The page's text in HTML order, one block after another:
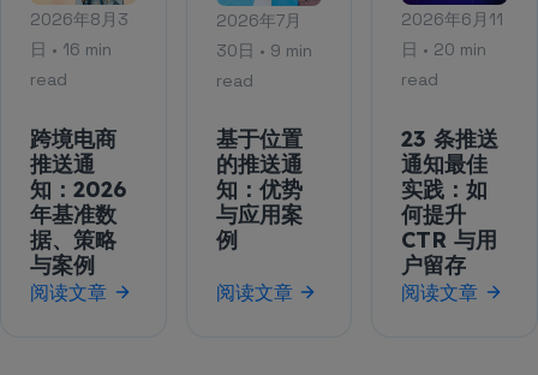
2026年8月3
日 • 16 min
read
跨境电商
推送通
知：2026
年基准数
据、策略
与案例
阅读文章
2026年7月
30日 • 9 min
read
基于位置
的推送通
知：优势
与应用案
例
阅读文章
2026年6月11
日 • 20 min
read
23 条推送
通知最佳
实践：如
何提升
CTR 与用
户留存
阅读文章